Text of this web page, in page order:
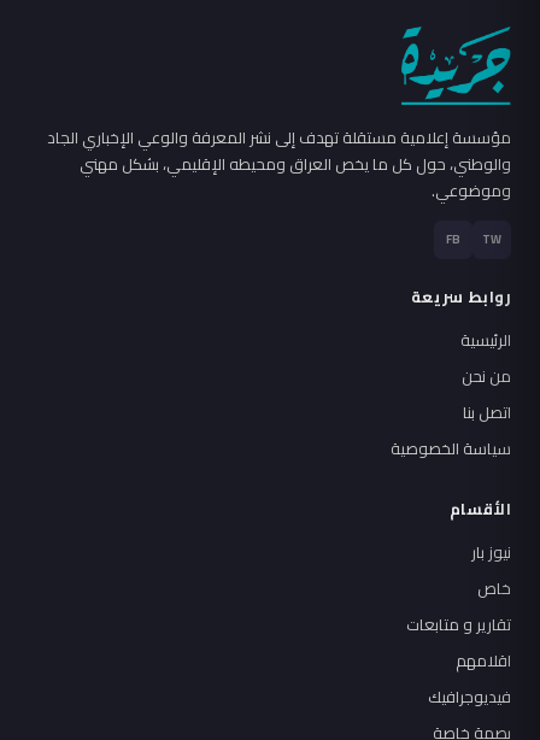
مؤسسة إعلامية مستقلة تهدف إلى نشر المعرفة والوعي الإخباري الجاد
والوطني، حول كل ما يخص العراق ومحيطه الإقليمي، بشكل مهني
وموضوعي.
TW
FB
روابط سريعة
الرئيسية
من نحن
اتصل بنا
سياسة الخصوصية
الأقسام
نيوز بار
خاص
تقارير و متابعات
اقلامهم
فيديوجرافيك
بصمة خاصة